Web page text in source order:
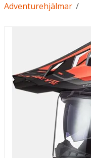
/
Adventurehjälmar